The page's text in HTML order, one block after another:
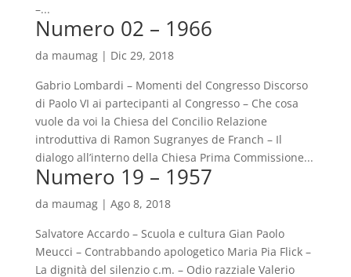
–...
Numero 02 – 1966
da maumag| Dic 29, 2018
Gabrio Lombardi – Momenti del Congresso Discorso
di Paolo VI ai partecipanti al Congresso – Che cosa
vuole da voi la Chiesa del Concilio Relazione
introduttiva di Ramon Sugranyes de Franch – Il
dialogo all’interno della Chiesa Prima Commissione...
Numero 19 – 1957
da maumag| Ago 8, 2018
Salvatore Accardo – Scuola e cultura Gian Paolo
Meucci – Contrabbando apologetico Maria Pia Flick –
La dignità del silenzio c.m. – Odio razziale Valerio